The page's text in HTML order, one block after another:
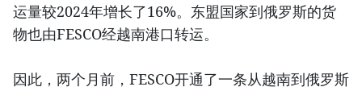
运量较2024年增长了16%。东盟国家到俄罗斯的货
物也由FESCO经越南港口转运。
因此，两个月前，FESCO开通了一条从越南到俄罗斯